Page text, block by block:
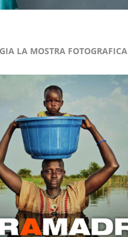
LA MOSTRA FOTOGRAFICA